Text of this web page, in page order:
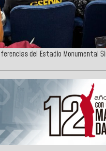
del Estadio Monumental